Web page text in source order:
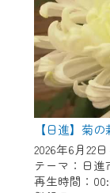
2026年6月22
テーマ：日進
再生時間：
CCNetサ
ページ※』
す。
何卒、ご
いたしま
※マイペー
要となり
※MyIDとは